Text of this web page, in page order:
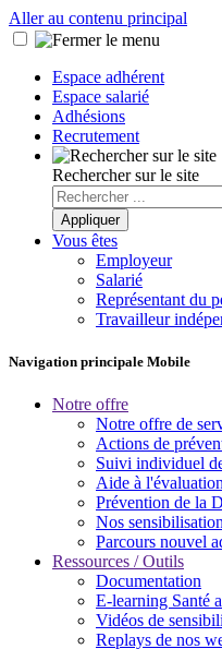
Aller au contenu principal
Espace adhérent
Espace salarié
Adhésions
Recrutement
Rechercher sur le site
Vous êtes
Employeur
Salarié
Représentant du
Travailleur
Navigation principale Mobile
Notre offre
Notre offre de
Actions de
Suivi individuel
Aide à
Prévention de la
Nos
Parcours nouvel
Ressources / Outils
Documentation
E-learning Santé
Vidéos de
Replays de nos